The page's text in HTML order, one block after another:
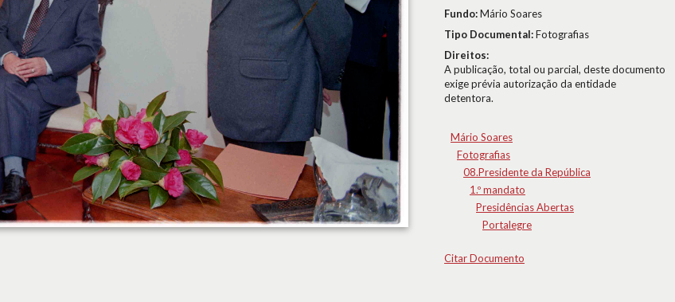
Fundo:Mário Soares
Tipo Documental:Fotografias
Direitos:
A publicação, total ou parcial, deste documento
exige prévia autorização da entidade
detentora.
Mário Soares
Fotografias
08.Presidente da República
1.º mandato
Presidências Abertas
Portalegre
Citar Documento